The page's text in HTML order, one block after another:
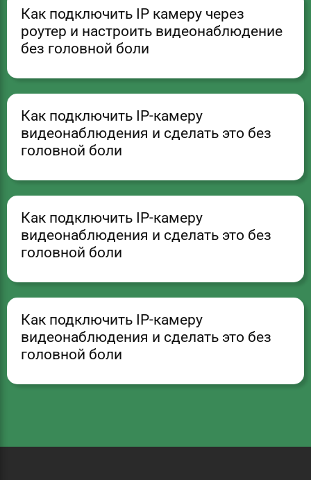
Как подключить IP камеру через
роутер и настроить видеонаблюдение
без головной боли
Как подключить IP-камеру
видеонаблюдения и сделать это без
головной боли
Как подключить IP-камеру
видеонаблюдения и сделать это без
головной боли
Как подключить IP-камеру
видеонаблюдения и сделать это без
головной боли